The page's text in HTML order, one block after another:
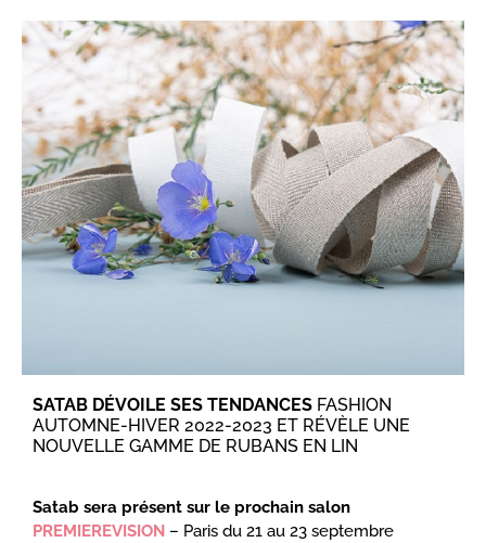
SATAB DÉVOILE SES TENDANCES FASHION
AUTOMNE-HIVER 2022-2023 ET RÉVÈLE UNE
NOUVELLE GAMME DE RUBANS EN LIN
Satab sera présent sur le prochain salon
PREMIEREVISION – Paris du 21 au 23 septembre